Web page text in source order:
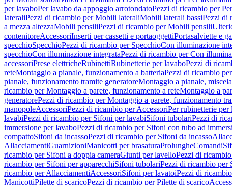
per lavaboPer lavabo da appoggio arrotondatoPezzi di ricambio per
lateraliPezzi di ricambio per Mobili lateraliMobili laterali bassiPezzi di
a mezza altezzaMobili pensiliPezzi di ricambio per Mobili pensili
contenitoreAccessoriInserti per cassetti e portaoggettiPortasalviette e
specchioSpecchioPezzi di ricambio per SpecchioCon illuminazione
specchioCon illuminazione integrataPezzi di ricambio per Con
accessoriPrese elettricheRubinettiRubinetterie per lavaboPezzi di
reteMontaggio a pianale, funzionamento a batteriaPezzi di ricambio
pianale, funzionamento tramite generatoreMontaggio a pianale,
ricambio per Montaggio a parete, funzionamento a reteMontaggio a
generatorePezzi di ricambio per Montaggio a parete, funzionamento
manopoleAccessoriPezzi di ricambio per AccessoriPer rubinetterie per
lavabiPezzi di ricambio per Sifoni per lavabiSifoni tubolariPezzi di
immersione per lavaboPezzi di ricambio per Sifoni con tubo ad
compattoSifoni da incassoPezzi di ricambio per Sifoni da incasso
AllacciamentiGuarnizioniManicotti per brasaturaProlungheComandi
ricambio per Sifoni a doppia cameraGiunti per lavelloPezzi di
ricambio per Sifoni per apparecchiSifoni tubolariPezzi di ricambio per
ricambio per AllacciamentiAccessoriSifoni per lavatoiPezzi di
ManicottiPilette di scaricoPezzi di ricambio per Pilette di scarico